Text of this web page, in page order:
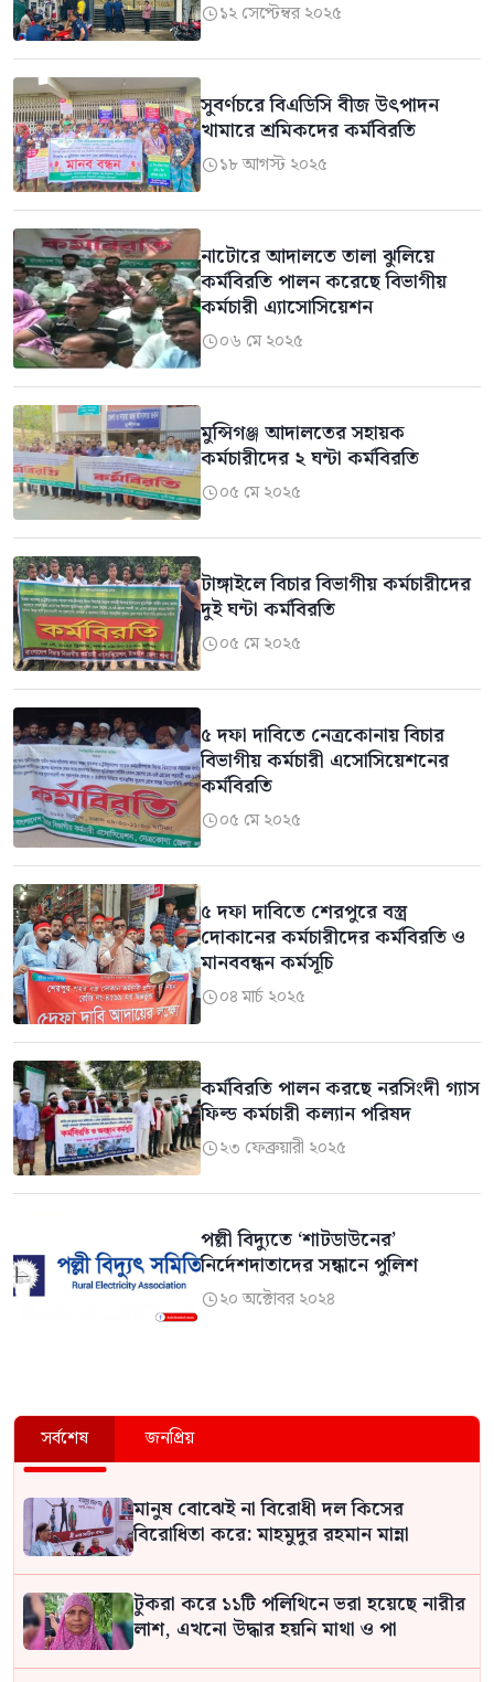
১২ সেপ্টেম্বর ২০২৫
সুবর্ণচরে বিএডিসি বীজ উৎপাদন
খামারে শ্রমিকদের কর্মবিরতি
১৮ আগস্ট ২০২৫
নাটোরে আদালতে তালা ঝুলিয়ে
কর্মবিরতি পালন করেছে বিভাগীয়
কর্মচারী এ্যাসোসিয়েশন
০৬ মে ২০২৫
মুন্সিগঞ্জ আদালতের সহায়ক
কর্মচারীদের ২ ঘন্টা কর্মবিরতি
০৫ মে ২০২৫
টাঙ্গাইলে বিচার বিভাগীয় কর্মচারীদের
দুই ঘন্টা কর্মবিরতি
০৫ মে ২০২৫
৫ দফা দাবিতে নেত্রকোনায় বিচার
বিভাগীয় কর্মচারী এসোসিয়েশনের
কর্মবিরতি
০৫ মে ২০২৫
৫ দফা দাবিতে শেরপুরে বস্ত্র
দোকানের কর্মচারীদের কর্মবিরতি ও
মানববন্ধন কর্মসূচি
০৪ মার্চ ২০২৫
কর্মবিরতি পালন করছে নরসিংদী গ্যাস
ফিল্ড কর্মচারী কল্যান পরিষদ
২৩ ফেব্রুয়ারী ২০২৫
পল্লী বিদ্যুতে ‘শাটডাউনের’
নির্দেশদাতাদের সন্ধানে পুলিশ
২০ অক্টোবর ২০২৪
সর্বশেষ জনপ্রিয়
মানুষ বোঝেই না বিরোধী দল কিসের
বিরোধিতা করে: মাহমুদুর রহমান মান্না
টুকরা করে ১১টি পলিথিনে ভরা হয়েছে নারীর
লাশ, এখনো উদ্ধার হয়নি মাথা ও পা